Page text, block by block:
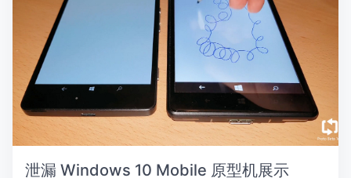
泄漏 Windows 10 Mobile 原型机展示